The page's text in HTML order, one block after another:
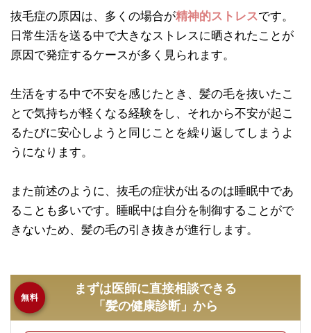
抜毛症の原因は、多くの場合が精神的ストレスです。
日常生活を送る中で大きなストレスに晒されたことが
原因で発症するケースが多く見られます。
生活をする中で不安を感じたとき、髪の毛を抜いたこ
とで気持ちが軽くなる経験をし、それから不安が起こ
るたびに安心しようと同じことを繰り返してしまうよ
うになります。
また前述のように、抜毛の症状が出るのは睡眠中であ
ることも多いです。睡眠中は自分を制御することがで
きないため、髪の毛の引き抜きが進行します。
無料
まずは医師に直接相談できる
「髪の健康診断」から